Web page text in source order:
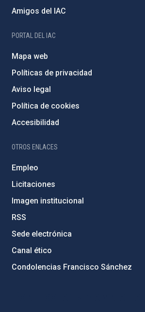
Amigos del IAC
PORTAL DEL IAC
Mapa web
Políticas de privacidad
Aviso legal
Política de cookies
Accesibilidad
OTROS ENLACES
Empleo
Licitaciones
Imagen institucional
RSS
Sede electrónica
Canal ético
Condolencias Francisco Sánchez